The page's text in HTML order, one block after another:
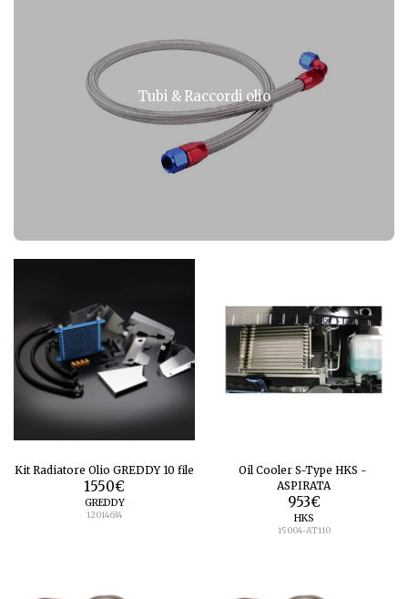
Tubi & Raccordi olio
Kit Radiatore Olio GREDDY 10 file
1550€
GREDDY
12014634
Oil Cooler S-Type HKS -
ASPIRATA
953€
HKS
15004-AT110